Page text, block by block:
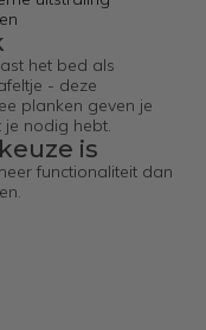
het bed als
- deze
planken geven je
nodig hebt.
is
functionaliteit dan